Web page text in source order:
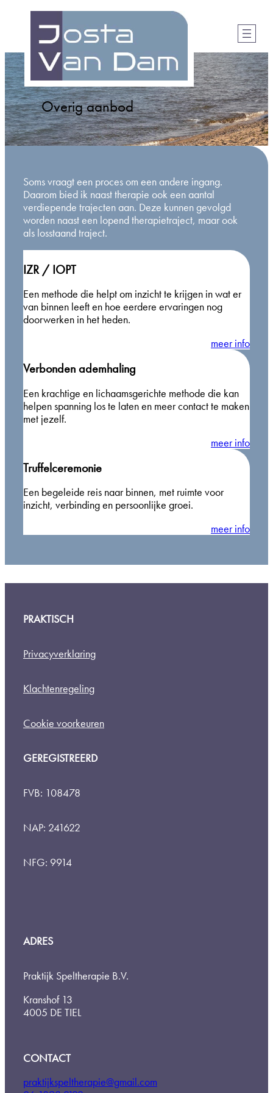
Overig aanbod
Soms vraagt een proces om een andere ingang.
Daarom bied ik naast therapie ook een aantal
verdiepende trajecten aan. Deze kunnen gevolgd
worden naast een lopend therapietraject, maar ook
als losstaand traject.
IZR / IOPT
Een methode die helpt om inzicht te krijgen in wat er
van binnen leeft en hoe eerdere ervaringen nog
doorwerken in het heden.
meer info
Verbonden ademhaling
Een krachtige en lichaamsgerichte methode die kan
helpen spanning los te laten en meer contact te maken
met jezelf.
meer info
Truffelceremonie
Een begeleide reis naar binnen, met ruimte voor
inzicht, verbinding en persoonlijke groei.
meer info
PRAKTISCH
Privacyverklaring
Klachtenregeling
Cookie voorkeuren
GEREGISTREERD
FVB: 108478
NAP: 241622
NFG: 9914
ADRES
Praktijk Speltherapie B.V.
Kranshof 13
4005 DE TIEL
CONTACT
praktijkspeltherapie@gmail.com